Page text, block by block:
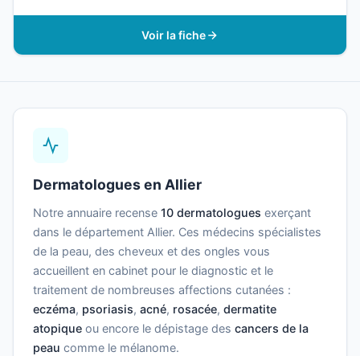
Voir la fiche
Dermatologues en Allier
Notre annuaire recense 10 dermatologues exerçant
dans le département Allier. Ces médecins spécialistes
de la peau, des cheveux et des ongles vous
accueillent en cabinet pour le diagnostic et le
traitement de nombreuses affections cutanées :
eczéma, psoriasis, acné, rosacée, dermatite
atopique ou encore le dépistage des cancers de la
peau comme le mélanome.